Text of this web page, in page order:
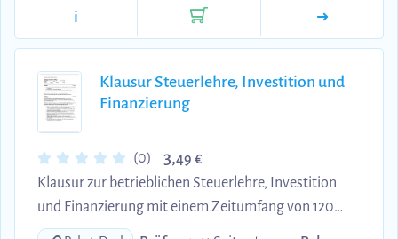
Probleme) 2. Statische Investitionsrechnung
(Kostenvergleichsrechnung,
Rentabilitätsvergleichsrechnung,
Amortisationsvergleichsrechnung =
Kapitalrückflussmethode) 3. Dynamische
Investitionsrechnung (Finanzmathematische
Grundlagen, Kapitalwertm...
i
Klausur Steuerlehre, Investition und
Finanzierung
(0) 3,49 €
Klausur zur betrieblichen Steuerlehre, Investition
und Finanzierung mit einem Zeitumfang von 120
min. --> Schwerpunkte der Aufgaben: 1. Steuerarten